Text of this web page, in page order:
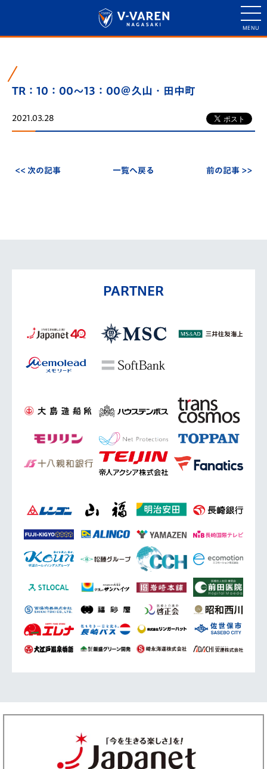
TR：10：00～13：00＠久山・田中町
2021.03.28
<< 次の記事 一覧へ戻る 前の記事 >>
PARTNER